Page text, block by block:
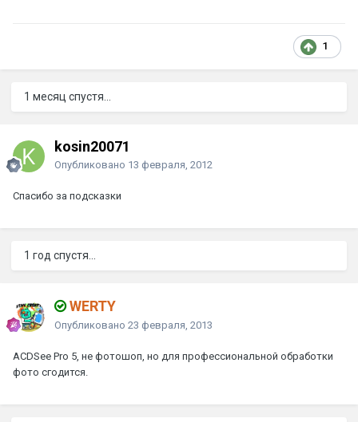
1
1 месяц спустя...
kosin20071
Опубликовано 13 февраля, 2012
Спасибо за подсказки
1 год спустя...
WERTY
Опубликовано 23 февраля, 2013
ACDSee Pro 5, не фотошоп, но для профессиональной обработки
фото сгодится.